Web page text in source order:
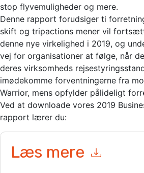
stop flyvemuligheder og mere.
Denne rapport forudsiger ti
skift og tripactions mener vil
denne nye virkelighed i 2019, og
vej for organisationer at følge, når
deres virksomheds
imødekomme forventningerne fra
Warrior, mens opfylder pålideligt
Ved at downloade vores 2019
rapport lærer du:
Læs mere